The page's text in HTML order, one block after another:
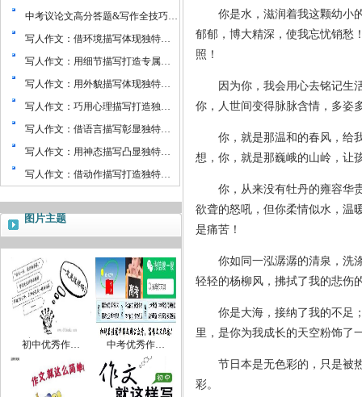
中考议论文高分答题&写作全技巧…
写人作文：借环境描写体现独特…
写人作文：用细节描写打造专属…
写人作文：用外貌描写体现独特…
写人作文：巧用心理描写打造独…
写人作文：借语言描写彰显独特…
写人作文：用神态描写凸显独特…
写人作文：借动作描写打造独特…
图片主题
初中优秀作… 中考优秀作…
你是水，滋润着我这颗幼小的
郁郁，博大精深，使我忘忧销
照！
因为你，我会用心去铭记生活
你，人世间变得脉脉含情，多姿
你，就是那温和的春风，给我
想，你，就是那巍峨的山岭，让
你，从来没有牡丹的雍容华贵
欲聋的怒吼，但你柔情似水，温
是痛苦！
你如同一泓潺潺的清泉，洗涤
轻轻的杨柳风，拂拭了我的悲伤
你是大海，接纳了我的不足；
里，是你为我成长的天空粉饰了
节日本是无色彩的，只是被热
彩。